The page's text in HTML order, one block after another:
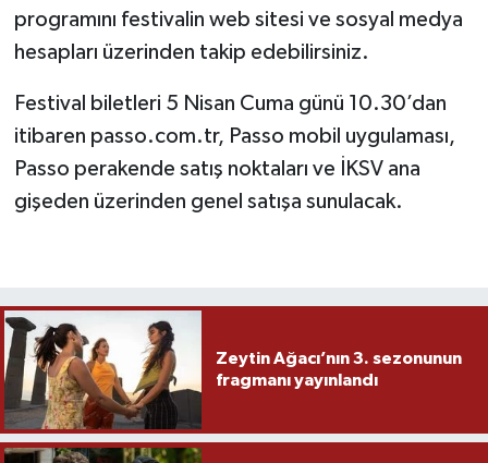
programını festivalin web sitesi ve sosyal medya
hesapları üzerinden takip edebilirsiniz.
Festival biletleri 5 Nisan Cuma günü 10.30’dan
itibaren passo.com.tr, Passo mobil uygulaması,
Passo perakende satış noktaları ve İKSV ana
gişeden üzerinden genel satışa sunulacak.
Zeytin Ağacı’nın 3. sezonunun
fragmanı yayınlandı